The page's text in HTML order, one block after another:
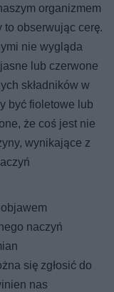
organizmem
obserwując cerę.
nie wygląda
lub czerwone
składników w
być fioletowe lub
że coś jest nie
wynikające z
naczyń
się zgłosić do
nas